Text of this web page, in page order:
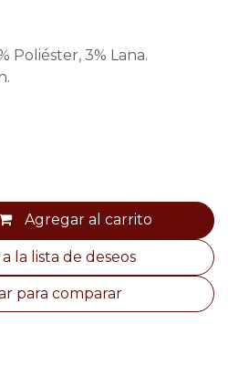
Poliéster, 3% Lana.
Agregar al carrito
para comparar
la lista de deseos